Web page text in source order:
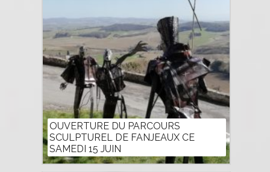
OUVERTURE DU PARCOURS
SCULPTUREL DE FANJEAUX CE
SAMEDI 15 JUIN